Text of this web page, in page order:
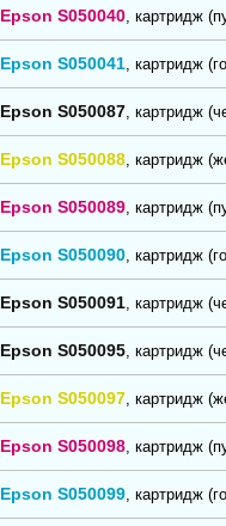
Epson S050040, картридж
Epson S050041, картридж
Epson S050087, картридж
Epson S050088, картридж
Epson S050089, картридж
Epson S050090, картридж
Epson S050091, картридж
Epson S050095, картридж
Epson S050097, картридж
Epson S050098, картридж
Epson S050099, картридж